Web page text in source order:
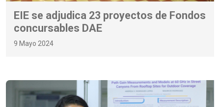
EIE se adjudica 23 proyectos de Fondos
concursables DAE
9 Mayo 2024